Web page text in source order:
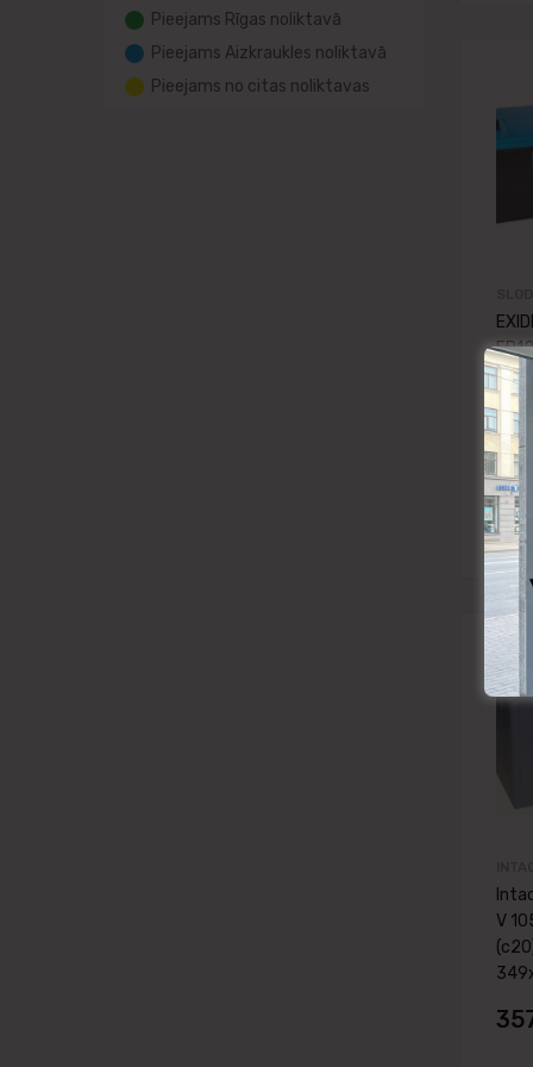
V
Pieejams Rīgas noliktavā
Pieejams Aizkraukles noliktavā
Pieejams no citas noliktavas